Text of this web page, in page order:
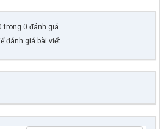
trong 0 đánh giá
đánh giá bài viết